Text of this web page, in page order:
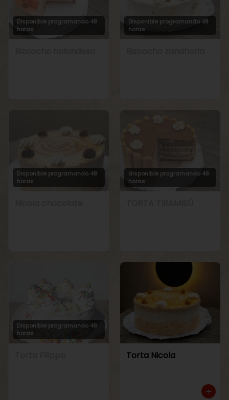
Disponible programando 48
horas
Disponible programando 48
horas
Disponible programando 48
horas
disponible programando 48
horas
Disponible programando 48
horas
Torta Nicola